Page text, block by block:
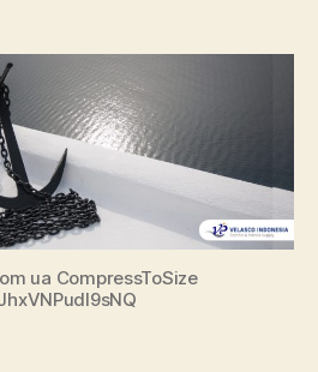
ua CompressToSize